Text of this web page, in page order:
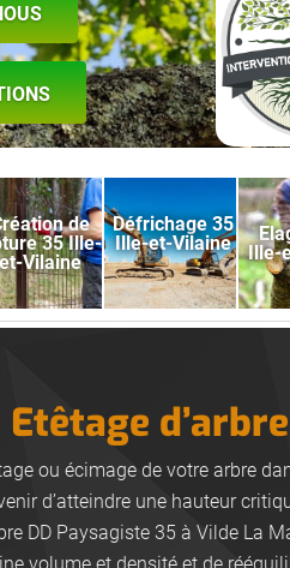
de
35 Ille-
et-Vilaine
Défrichage 35
Ille-et-Vilaine
Ille-
Etêtage
ou écimage de votre arbre
d’atteindre une hauteur
DD Paysagiste 35 à Vilde La